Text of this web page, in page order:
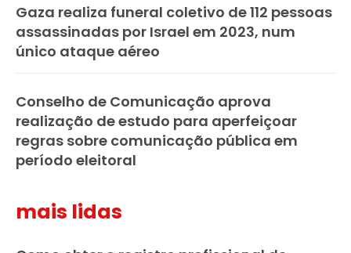
Gaza realiza funeral coletivo de 112 pessoas
assassinadas por Israel em 2023, num
único ataque aéreo
Conselho de Comunicação aprova
realização de estudo para aperfeiçoar
regras sobre comunicação pública em
período eleitoral
mais lidas